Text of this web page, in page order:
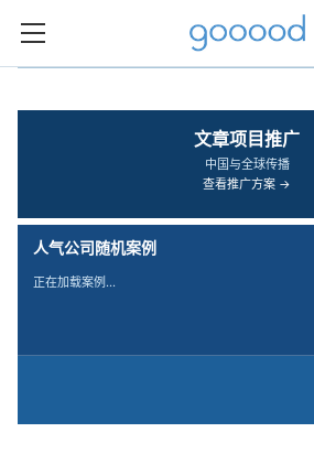
文章项目推广
中国与全球传播
查看推广方案 →
人气公司随机案例
正在加载案例…